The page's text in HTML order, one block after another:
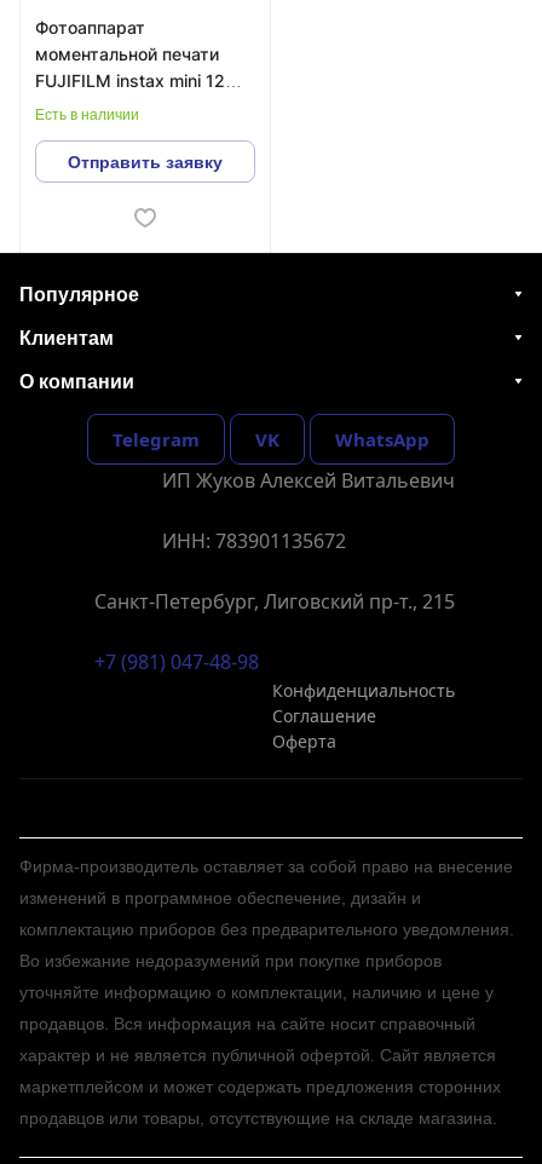
Фотоаппарат
моментальной печати
FUJIFILM instax mini 12
Pink
Есть в наличии
Отправить заявку
Популярное
Клиентам
О компании
Telegram VK WhatsApp
ИП Жуков Алексей Витальевич
ИНН: 783901135672
Санкт-Петербург, Лиговский пр-т., 215
+7 (981) 047-48-98
Конфиденциальность
Соглашение
Оферта
Фирма-производитель оставляет за собой право на внесение
изменений в программное обеспечение, дизайн и
комплектацию приборов без предварительного уведомления.
Во избежание недоразумений при покупке приборов
уточняйте информацию о комплектации, наличию и цене у
продавцов. Вся информация на сайте носит справочный
характер и не является публичной офертой. Сайт является
маркетплейсом и может содержать предложения сторонних
продавцов или товары, отсутствующие на складе магазина.